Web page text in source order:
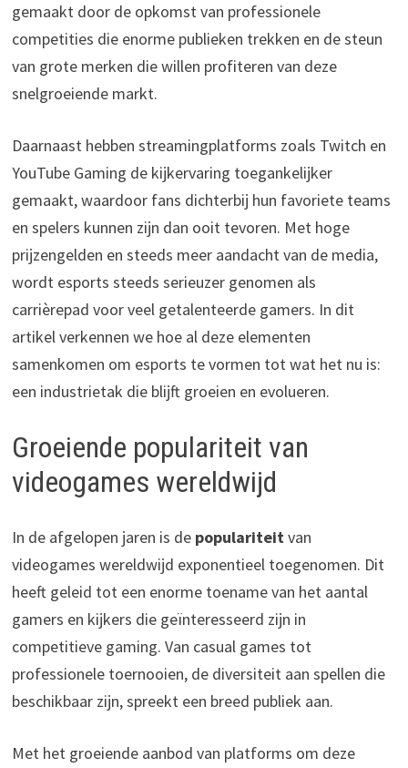
gemaakt door de opkomst van professionele
competities die enorme publieken trekken en de steun
van grote merken die willen profiteren van deze
snelgroeiende markt.
Daarnaast hebben streamingplatforms zoals Twitch en
YouTube Gaming de kijkervaring toegankelijker
gemaakt, waardoor fans dichterbij hun favoriete teams
en spelers kunnen zijn dan ooit tevoren. Met hoge
prijzengelden en steeds meer aandacht van de media,
wordt esports steeds serieuzer genomen als
carrièrepad voor veel getalenteerde gamers. In dit
artikel verkennen we hoe al deze elementen
samenkomen om esports te vormen tot wat het nu is:
een industrietak die blijft groeien en evolueren.
Groeiende populariteit van
videogames wereldwijd
In de afgelopen jaren is de populariteitvan
videogames wereldwijd exponentieel toegenomen. Dit
heeft geleid tot een enorme toename van het aantal
gamers en kijkers die geïnteresseerd zijn in
competitieve gaming. Van casual games tot
professionele toernooien, de diversiteit aan spellen die
beschikbaar zijn, spreekt een breed publiek aan.
Met het groeiende aanbod van platforms om deze